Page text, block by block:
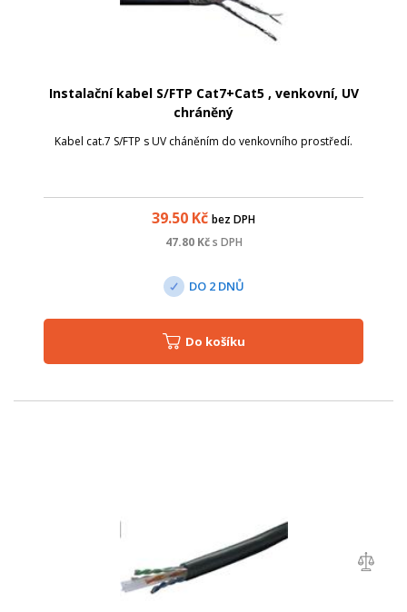
Instalační kabel S/FTP Cat7+Cat5 , venkovní, UV
chráněný
Kabel cat.7 S/FTP s UV cháněním do venkovního prostředí.
39.50 Kč bez DPH
47.80Kč s DPH
DO 2 DNŮ
Do košíku